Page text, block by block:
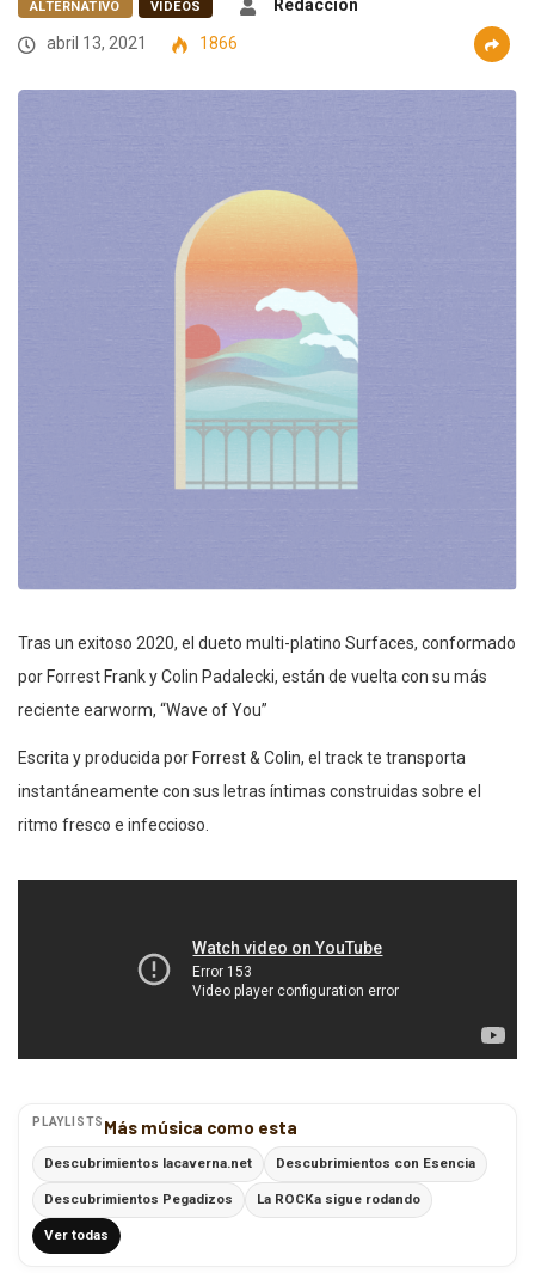
ALTERNATIVO VIDEOS
Redacción
abril 13, 2021
1866
Tras un exitoso 2020, el dueto multi-platino Surfaces, conformado
por Forrest Frank y Colin Padalecki, están de vuelta con su más
reciente earworm, “Wave of You”
Escrita y producida por Forrest & Colin, el track te transporta
instantáneamente con sus letras íntimas construidas sobre el
ritmo fresco e infeccioso.
PLAYLISTS Más música como esta
Descubrimientos lacaverna.net Descubrimientos con Esencia
Descubrimientos Pegadizos La ROCKa sigue rodando
Ver todas